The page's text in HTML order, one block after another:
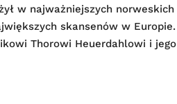
w najważniejszych norweskich
skansenów w Europie.
Thorowi Heuerdahlowi i jego